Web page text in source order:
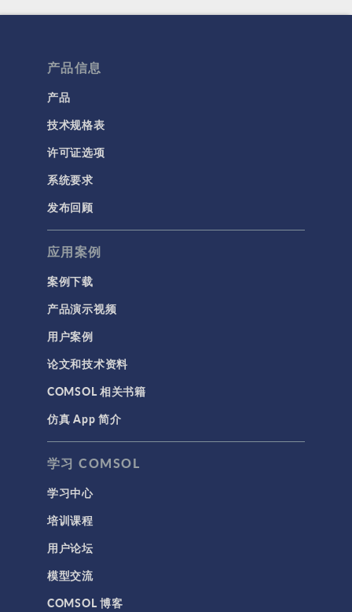
产品信息
产品
技术规格表
许可证选项
系统要求
发布回顾
应用案例
案例下载
产品演示视频
用户案例
论文和技术资料
COMSOL 相关书籍
仿真 App 简介
学习 COMSOL
学习中心
培训课程
用户论坛
模型交流
COMSOL 博客